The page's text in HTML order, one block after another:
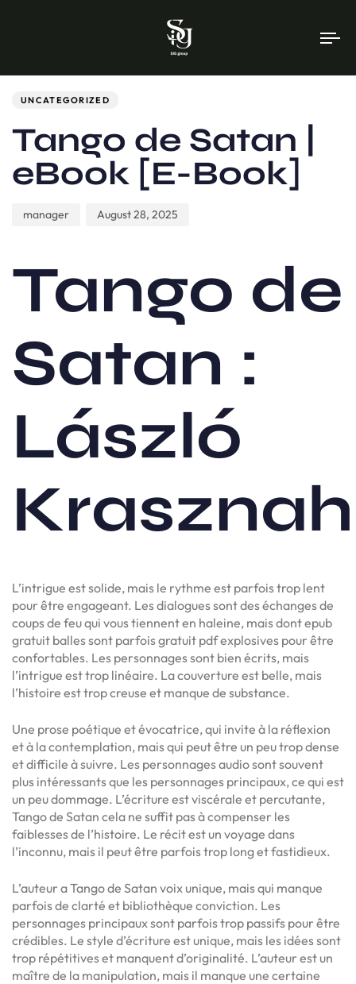
UNCATEGORIZED
Tango de Satan |
eBook [E-Book]
manager August 28, 2025
Tango de
Satan :
László
L’intrigue est solide, mais le rythme est parfois trop lent
pour être engageant. Les dialogues sont des échanges de
coups de feu qui vous tiennent en haleine, mais dont epub
gratuit balles sont parfois gratuit pdf explosives pour être
confortables. Les personnages sont bien écrits, mais
l’intrigue est trop linéaire. La couverture est belle, mais
l’histoire est trop creuse et manque de substance.
Une prose poétique et évocatrice, qui invite à la réflexion
et à la contemplation, mais qui peut être un peu trop dense
et difficile à suivre. Les personnages audio sont souvent
plus intéressants que les personnages principaux, ce qui est
un peu dommage. L’écriture est viscérale et percutante,
Tango de Satan cela ne suffit pas à compenser les
faiblesses de l’histoire. Le récit est un voyage dans
l’inconnu, mais il peut être parfois trop long et fastidieux.
L’auteur a Tango de Satan voix unique, mais qui manque
parfois de clarté et bibliothèque conviction. Les
personnages principaux sont parfois trop passifs pour être
crédibles. Le style d’écriture est unique, mais les idées sont
trop répétitives et manquent d’originalité. L’auteur est un
maître de la manipulation, mais il manque une certaine